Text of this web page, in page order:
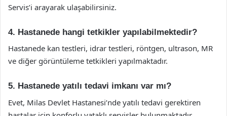
Servis’i arayarak ulaşabilirsiniz.
4. Hastanede hangi tetkikler yapılabilmektedir?
Hastanede kan testleri, idrar testleri, röntgen, ultrason, MR
ve diğer görüntüleme tetkikleri yapılmaktadır.
5. Hastanede yatılı tedavi imkanı var mı?
Evet, Milas Devlet Hastanesi’nde yatılı tedavi gerektiren